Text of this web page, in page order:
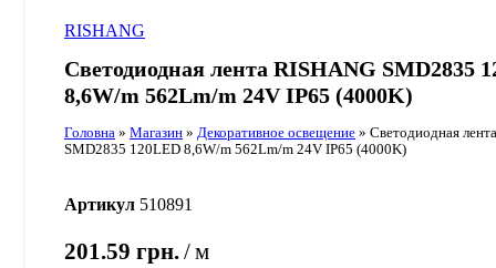
RISHANG
Светодиодная лента RISHANG SMD2835
8,6W/m 562Lm/m 24V IP65 (4000K)
Головна » Магазин » Декоративное освещение » Светодиодная
SMD2835 120LED 8,6W/m 562Lm/m 24V IP65 (4000K)
Артикул 510891
201.59 грн. м